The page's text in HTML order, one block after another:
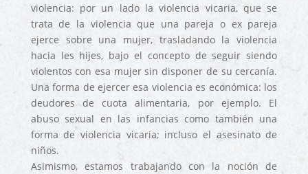
violencia: por un lado la violencia vicaria, que se
trata de la violencia que una pareja o ex pareja
ejerce sobre una mujer, trasladando la violencia
hacia les hijes, bajo el concepto de seguir siendo
violentos con esa mujer sin disponer de su cercanía.
Una forma de ejercer esa violencia es económica: los
deudores de cuota alimentaria, por ejemplo. El
abuso sexual en las infancias como también una
forma de violencia vicaria; incluso el asesinato de
niños.
Asimismo, estamos trabajando con la noción de